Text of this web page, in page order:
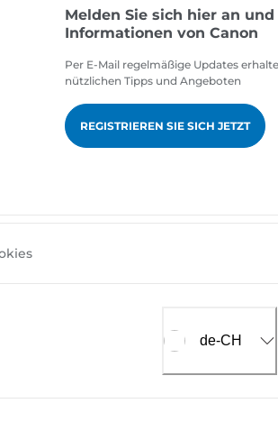
Melden Sie sich hier an
Informationen von Canon
Per E-Mail regelmäßige Updates
nützlichen Tipps und Angeboten
REGISTRIEREN SIE SICH JETZT
de-CH